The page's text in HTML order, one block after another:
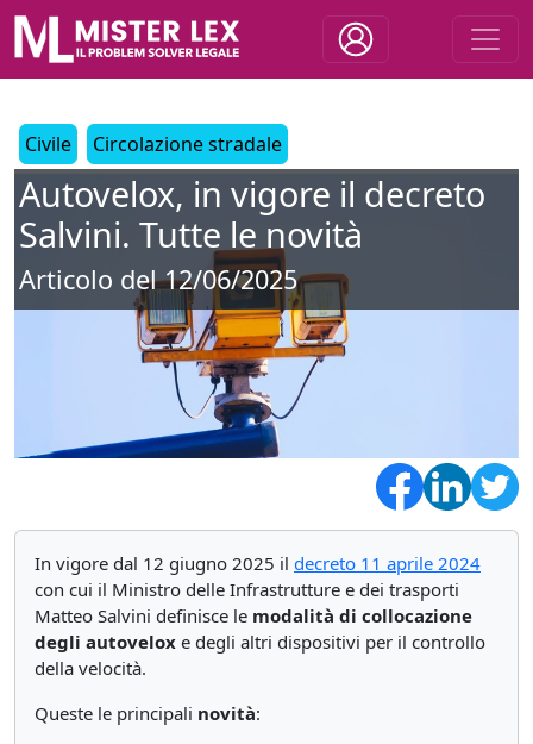
Civile Circolazione stradale
Autovelox, in vigore il decreto
Salvini. Tutte le novità
Articolo del 12/06/2025
In vigore dal 12 giugno 2025 il decreto 11 aprile 2024
con cui il Ministro delle Infrastrutture e dei trasporti
Matteo Salvini definisce le modalità di collocazione
degli autovelox e degli altri dispositivi per il controllo
della velocità.
Queste le principali novità: